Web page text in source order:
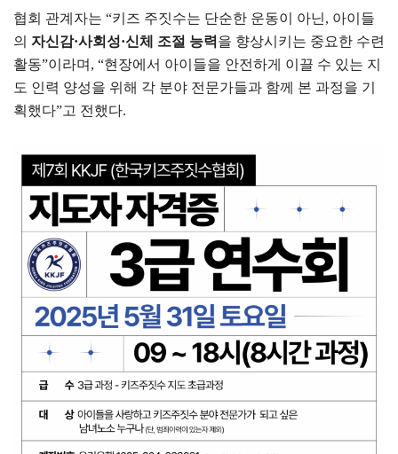
협회 관계자는 “키즈 주짓수는 단순한 운동이 아닌, 아이들
의 자신감·사회성·신체 조절 능력 을 향상시키는 중요한 수련
활동”이라며, “현장에서 아이들을 안전하게 이끌 수 있는 지
도 인력 양성을 위해 각 분야 전문가들과 함께 본 과정을 기
획했다”고 전했다.